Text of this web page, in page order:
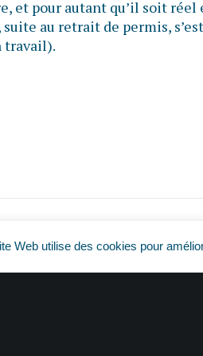
et pour autant qu’il soit réel
suite au retrait de permis,
travail).
Plus de permis = plus de travail ?
Web utilise des cookies pour